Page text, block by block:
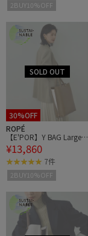
2BUY10%OFF
30%OFF
ROPÉ
【E'POR】Y BAG Large/A
4対応・通勤
¥13,860
7件
2BUY10%OFF